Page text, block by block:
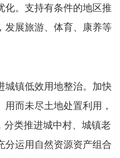
化。支持有条件的地区推
发展旅游、体育、康养等
镇低效用地整治。加快
而未尽土地处置利用，
分类推进城中村、城镇老
分运用自然资源资产组合